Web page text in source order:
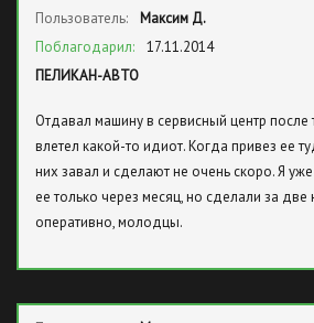
подходом они могут рассчитывать на
нормальный человек второй раз туда не
Пользователь:
Максим Д.
Поблагодарил:
17.11.2014
ПЕЛИКАН-АВТО
Отдавал машину в сервисный центр после
влетел какой-то идиот. Когда привез ее
них завал и сделают не очень скоро. Я
ее только через месяц, но сделали за
оперативно, молодцы.